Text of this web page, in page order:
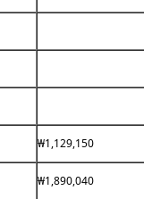
₩1,129,150
₩1,890,040